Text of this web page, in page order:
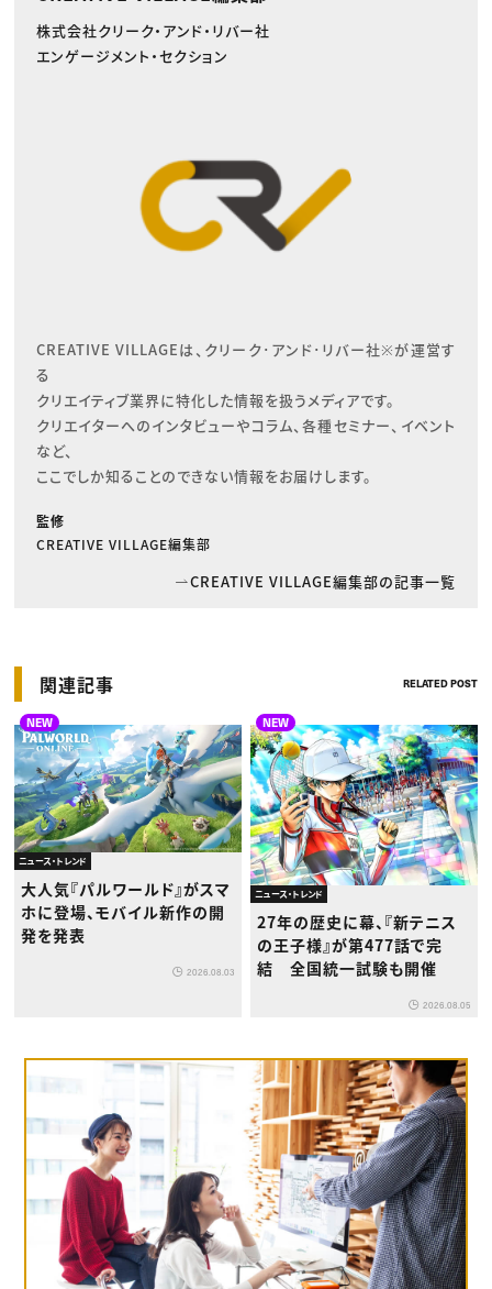
株式会社クリーク・アンド・リバー社
エンゲージメント・セクション
CREATIVE VILLAGEは、クリーク･アンド･リバー社※が運営す
る
クリエイティブ業界に特化した情報を扱うメディアです。
クリエイターへのインタビューやコラム、各種セミナー、イベント
など、
ここでしか知ることのできない情報をお届けします。
監修
CREATIVE VILLAGE編集部
CREATIVE VILLAGE編集部の記事一覧
関連記事 RELATED POST
NEW
ニュース・トレンド
大人気『パルワールド』がスマ
ホに登場、モバイル新作の開
発を発表
2026.08.03
NEW
ニュース・トレンド
27年の歴史に幕、『新テニス
の王子様』が第477話で完
結 全国統一試験も開催
2026.08.05